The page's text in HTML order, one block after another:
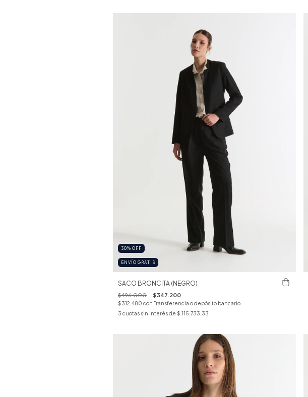
30% OFF
ENVÍO GRATIS
SACO BRONCITA (NEGRO)
$496.000 $347.200
$312.480 con Transferencia o depósito bancario
3 cuotas sin interés de $ 115.733,33